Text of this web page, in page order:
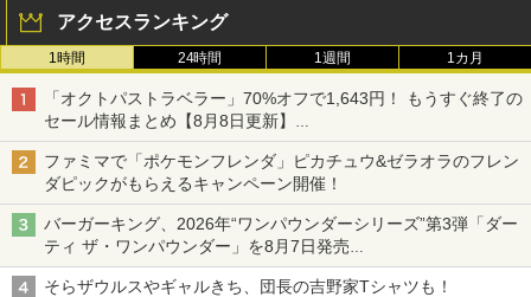
アクセスランキング
1時間 24時間 1週間 1カ月
「オクトパストラベラー」70%オフで1,643円！ もうすぐ終了の
セール情報まとめ【8月8日更新】
ニンテンドーeショップでは「大神 絶景版」が67%オフで990円
ファミマで「ポケモンフレンダ」ピカチュウ&ゼラオラのフレン
ダピックがもらえるキャンペーン開催！
バーガーキング、2026年“ワンパウンダーシリーズ”第3弾「ダー
ティ ザ・ワンパウンダー」を8月7日発売
「特製ガーリックマヨソース」を使用した超大型チーズバーガー
そらザウルスやギャルきち、団長の吉野家Tシャツも！